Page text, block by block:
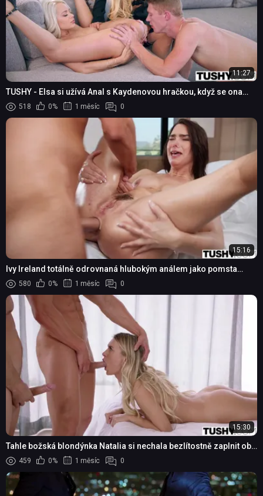
11:27
TUSHY - Elsa si užívá Anal s Kaydenovou hračkou, když se ona
dívá518 0% 1 měsíc 0
15:16
Ivy Ireland totálně odrovnaná hlubokým análem jako pomsta
manželovi
580 0% 1 měsíc 0
15:30
Tahle božská blondýnka Natalia si nechala bezlítostně zaplnit obě
dírky naráz a v drsném trojkové...
459 0% 1 měsíc 0